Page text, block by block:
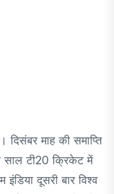
दिसंबर माह की समाप्ति
साल टी20 क्रिकेट में
इंडिया दूसरी बार विश्व